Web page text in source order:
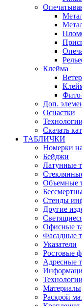
Клейма
Доп.
Оснастки
Скачать
ТАБЛИЧКИ
Номерки
Бейджи
Латунные
Объемные
Стенды
Другие
Офисные
Фасадные
Указатели
Ростовые
Адресные
Технологии
Материалы
Раскрой